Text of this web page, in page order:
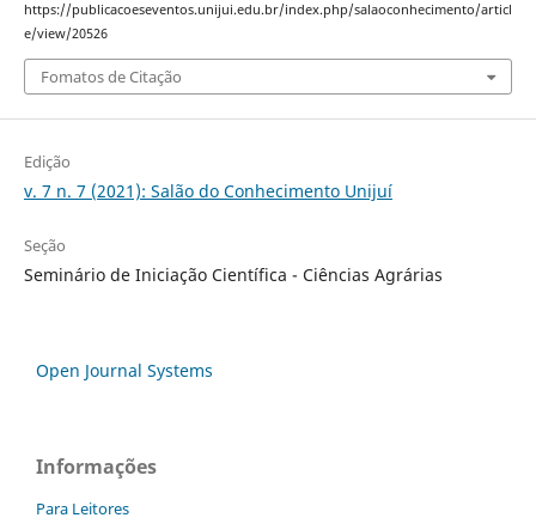
https://publicacoeseventos.unijui.edu.br/index.php/salaoconhecimento/articl
e/view/20526
Fomatos de Citação
Edição
v. 7 n. 7 (2021): Salão do Conhecimento Unijuí
Seção
Seminário de Iniciação Científica - Ciências Agrárias
Open Journal Systems
Informações
Para Leitores